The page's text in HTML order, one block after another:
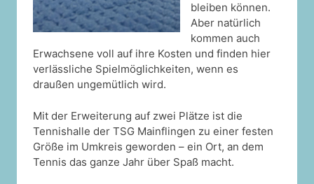
bleiben können.
Aber natürlich
kommen auch
Erwachsene voll auf ihre Kosten und finden hier
verlässliche Spielmöglichkeiten, wenn es
draußen ungemütlich wird.
Mit der Erweiterung auf zwei Plätze ist die
Tennishalle der TSG Mainflingen zu einer festen
Größe im Umkreis geworden – ein Ort, an dem
Tennis das ganze Jahr über Spaß macht.